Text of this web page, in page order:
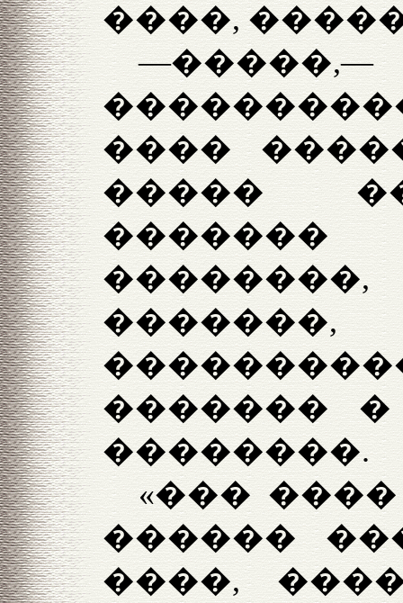
����,
����
�����
�������,
�������
��������.
«���
������
����,